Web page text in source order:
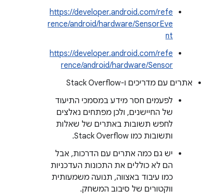
https://developer.android.com/refe
rence/android/hardware/SensorEve
nt
https://developer.android.com/refe
rence/android/hardware/Sensor
אתרים עם מדריכים ו-Stack Overflow
לפעמים חסר מידע במסמכי התיעוד
של החיישנים, ולכן מפתחים נאלצים
לחפש תשובות באתרים של שאלות
ותשובות כמו Stack Overflow.
יש גם כמה אתרים עם הדרכות, אבל
הם לא כוללים את התכונות העדכניות
כמו עיבוד באצווה, תנועה משמעותית
ווקטורים של סיבוב המשחק.